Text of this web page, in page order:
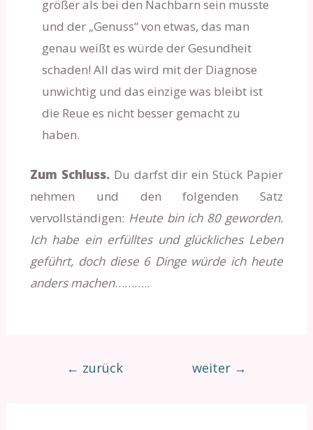
größer als bei den Nachbarn sein musste
und der „Genuss“ von etwas, das man
genau weißt es würde der Gesundheit
schaden! All das wird mit der Diagnose
unwichtig und das einzige was bleibt ist
die Reue es nicht besser gemacht zu
haben.
Zum Schluss. Du darfst dir ein Stück Papier
nehmen und den folgenden Satz
vervollständigen: Heute bin ich 80 geworden.
Ich habe ein erfülltes und glückliches Leben
geführt, doch diese 6 Dinge würde ich heute
anders machen………..
Beitragsnavigation
← zurück weiter →